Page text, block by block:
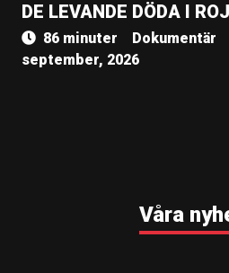
DE LEVANDE DÖDA I
86 minuter Dokumentär
september, 2026
Våra